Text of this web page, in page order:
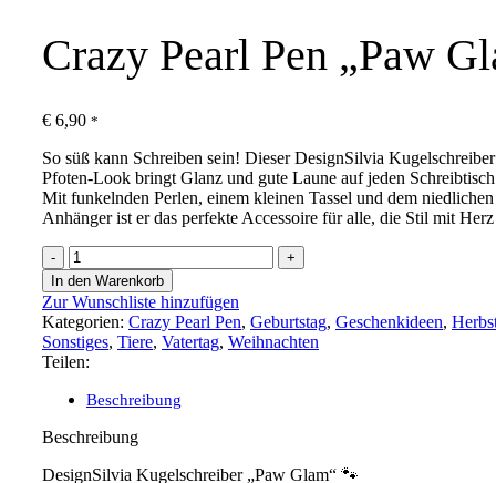
Crazy Pearl Pen „Paw
€ 6,90 *
So süß kann Schreiben sein! Dieser DesignSilvia
Pfoten-Look bringt Glanz und gute Laune auf jeden
Mit funkelnden Perlen, einem kleinen Tassel und dem
Anhänger ist er das perfekte Accessoire für alle, die Stil mit
Crazy
Pearl
Pen
„Paw
Glam“
Menge
In den Warenkorb
Zur Wunschliste hinzufügen
Kategorien: Crazy Pearl Pen, Geburtstag, Geschenkideen,
Sonstiges, Tiere, Vatertag, Weihnachten
Teilen:
Beschreibung
Beschreibung
DesignSilvia Kugelschreiber „Paw Glam“ 🐾